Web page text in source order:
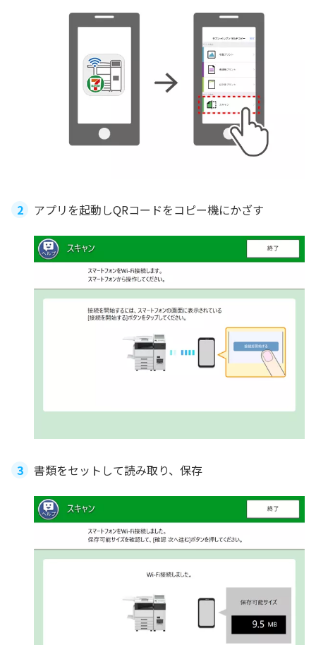
アプリを起動しQRコードをコピー機にかざす
書類をセットして読み取り、保存